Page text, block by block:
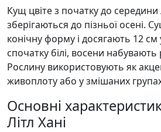
Кущ цвіте з початку до середини
зберігаються до пізньої осені.
конічну форму і досягають 12 см
спочатку білі, восени набувають
Рослину використовують як
живоплоту або у змішаних
Основні
Літл Хані